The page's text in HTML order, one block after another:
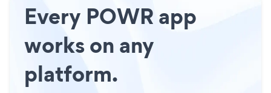
Every POWR app
works on any
platform.